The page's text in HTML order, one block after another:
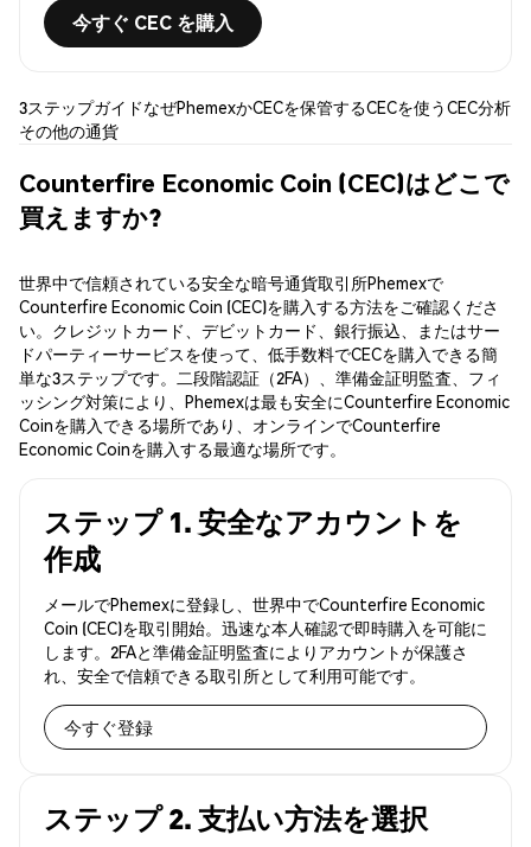
今すぐ CEC を購入
3ステップガイドなぜPhemexかCECを保管するCECを使うCEC分析
その他の通貨
Counterfire Economic Coin (CEC)はどこで
買えますか?
世界中で信頼されている安全な暗号通貨取引所Phemexで
Counterfire Economic Coin (CEC)を購入する方法をご確認くださ
い。クレジットカード、デビットカード、銀行振込、またはサー
ドパーティーサービスを使って、低手数料でCECを購入できる簡
単な3ステップです。二段階認証（2FA）、準備金証明監査、フィ
ッシング対策により、Phemexは最も安全にCounterfire Economic
Coinを購入できる場所であり、オンラインでCounterfire
Economic Coinを購入する最適な場所です。
ステップ 1. 安全なアカウントを
作成
メールでPhemexに登録し、世界中でCounterfire Economic
Coin (CEC)を取引開始。迅速な本人確認で即時購入を可能に
します。2FAと準備金証明監査によりアカウントが保護さ
れ、安全で信頼できる取引所として利用可能です。
今すぐ登録
ステップ 2. 支払い方法を選択